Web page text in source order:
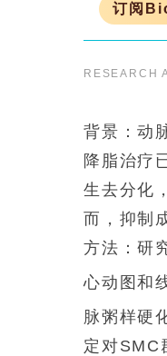
订阅
RESEARCH
背景：动
降脂治疗
生去分化
而，抑制
方法：研
心动图和
脉粥样硬
定对SMC